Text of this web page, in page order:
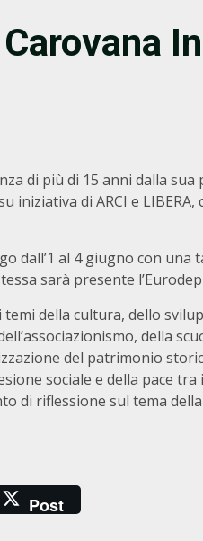
di più di 15 anni dalla
iniziativa di ARCI e
dall’1 al 4 giugno con una
sarà presente
della cultura, dello
della
del patrimonio
sociale e della pace
di riflessione sul tema
Post